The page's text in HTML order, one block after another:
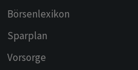
Börsenlexikon
Sparplan
Vorsorge